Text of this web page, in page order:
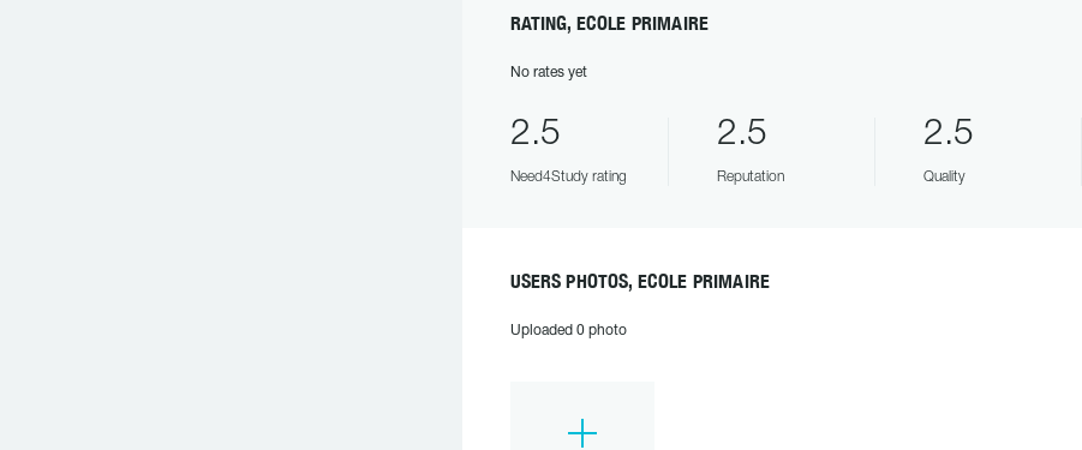
RATING, ECOLE PRIMAIRE
No rates yet
2.5
Need4Study rating
2.5
Reputation
2.5
Quality
USERS PHOTOS, ECOLE PRIMAIRE
Uploaded 0 photo